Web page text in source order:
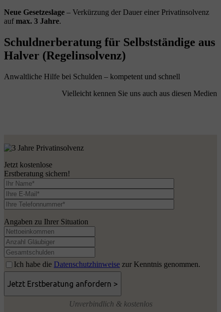
Neue Gesetzeslage – Verkürzung der Dauer einer Privatinsolvenz
aufmax. 3 Jahre.
Schuldnerberatung für Selbstständige aus
Halver (Regelinsolvenz)
Anwaltliche Hilfe bei Schulden – kompetent und schnell
Vielleicht kennen Sie uns auch aus diesen Medien
Jetzt kostenlose
Erstberatung sichern!
Angaben zu Ihrer Situation
Ich habe die Datenschutzhinweise zur Kenntnis genommen.
Unverbindlich & kostenlos